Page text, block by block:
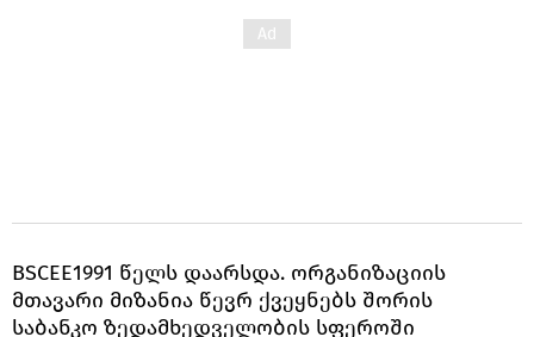
BSCEE1991 წელს დაარსდა. ორგანიზაციის
მთავარი მიზანია წევრ ქვეყნებს შორის
საბანკო ზედამხედველობის სფეროში